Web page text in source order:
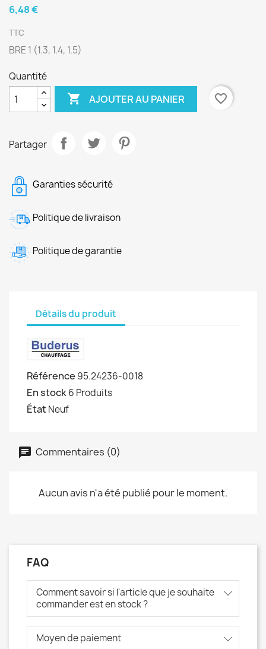
6,48 €
TTC
BRE 1 (1.3, 1.4, 1.5)
Quantité
 AJOUTER AU PANIER favorite_border
Partager
Garanties sécurité
Politique de livraison
Politique de garantie
Détails du produit
Référence 95.24236-0018
En stock6 Produits
ÉtatNeuf
Commentaires (0)
Aucun avis n'a été publié pour le moment.
FAQ
Comment savoir si l'article que je souhaite
commander est en stock ?
Moyen de paiement